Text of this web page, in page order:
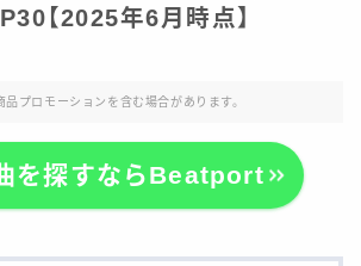
【2025年6月時点】
品プロモーションを含む場合があります。
を探すならBeatport